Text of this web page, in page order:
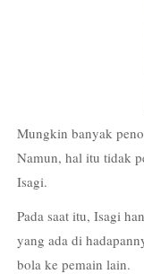
Mungkin banyak
Namun, hal itu tidak
Isagi.
Pada saat itu, Isagi
yang ada di
bola ke pemain lain.